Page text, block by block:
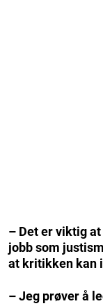
– Det er viktig
jobb som
at kritikken kan
– Jeg prøver å